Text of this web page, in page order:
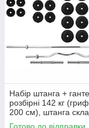
Набір штанга +
розбірні 142 кг
200 см), штанга
для тренувань
Готово до відправки